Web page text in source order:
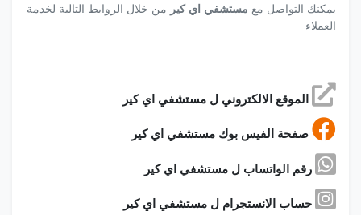
يمكنك التواصل مع مستشفي اي كير من خلال الروابط التالية لخدمة
العملاء